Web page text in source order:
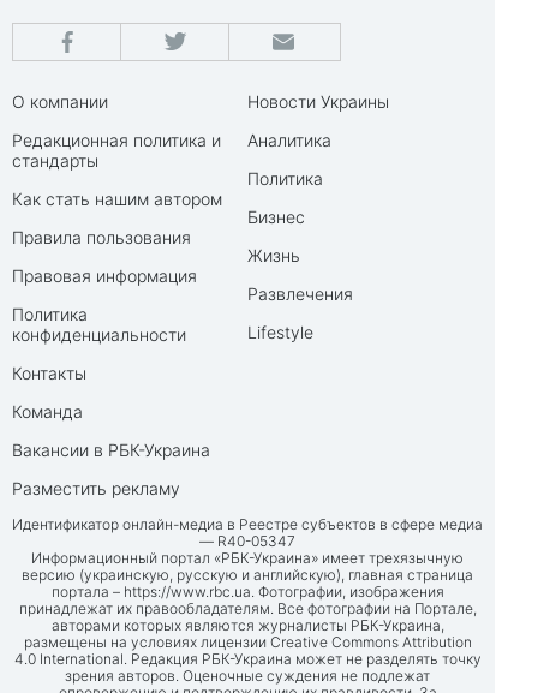
О компании
Редакционная политика и
стандарты
Как стать нашим автором
Правила пользования
Правовая информация
Политика
конфиденциальности
Контакты
Команда
Вакансии в РБК-Украина
Разместить рекламу
Новости Украины
Аналитика
Политика
Бизнес
Жизнь
Развлечения
Lifestyle
Идентификатор онлайн-медиа в Реестре субъектов в сфере медиа
— R40-05347
Информационный портал «РБК-Украина» имеет трехязычную
версию (украинскую, русскую и английскую), главная страница
портала – https://www.rbc.ua. Фотографии, изображения
принадлежат их правообладателям. Все фотографии на Портале,
авторами которых являются журналисты РБК-Украина,
размещены на условиях лицензии Creative Commons Attribution
4.0 International. Редакция РБК-Украина может не разделять точку
зрения авторов. Оценочные суждения не подлежат